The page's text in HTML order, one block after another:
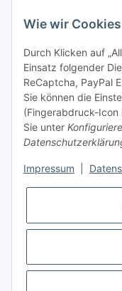
von 09:00 - 13:00 Uhr
Tel: +49 (0) 5132
Fax: +49 (0) 5132
E-Mail:
* Alle Preise inkl.
Wie wir
Durch Klicken auf
Einsatz folgender
ReCaptcha, PayPal
Sie können die
(Fingerabdruck-Icon
Sie unter
Impressum